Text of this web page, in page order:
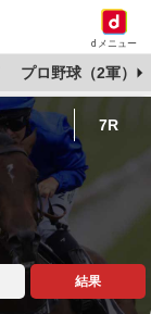
dメニュー
プロ野球（2軍）
7R
結果